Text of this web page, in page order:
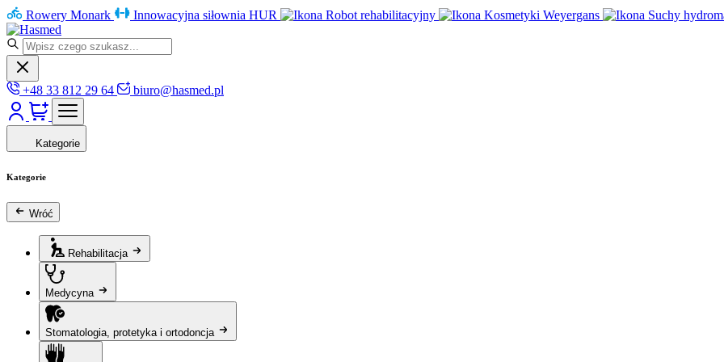
Rowery Monark Innowacyjna siłownia HUR Robot rehabilitacyjny Kosmetyki Weyergans Suchy
+48 33 812 29 64 biuro@hasmed.pl
Kategorie
Kategorie
Wróć
Rehabilitacja
Medycyna
Stomatologia, protetyka i ortodoncja